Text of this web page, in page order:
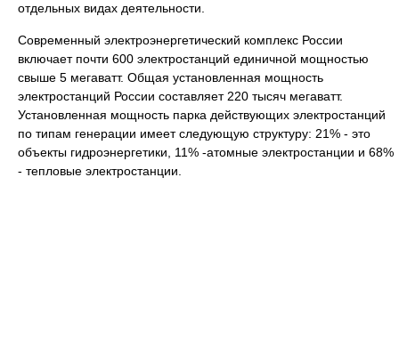
отдельных видах деятельности.
Современный электроэнергетический комплекс России
включает почти 600 электростанций единичной мощностью
свыше 5 мегаватт. Общая установленная мощность
электростанций России составляет 220 тысяч мегаватт.
Установленная мощность парка действующих электростанций
по типам генерации имеет следующую структуру: 21% - это
объекты гидроэнергетики, 11% -атомные электростанции и 68%
- тепловые электростанции.